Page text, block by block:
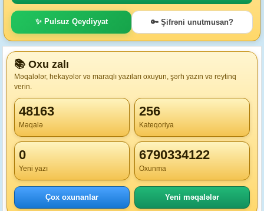
✨ Pulsuz Qeydiyyat 🔑 Şifrəni unutmusan?
📚 Oxu zalı
Məqalələr, hekayələr və maraqlı yazıları oxuyun, şərh yazın və reytinq
verin.
48163
Məqalə
256
Kateqoriya
0
Yeni yazı
6790334122
Oxunma
Çox oxunanlar Yeni məqalələr